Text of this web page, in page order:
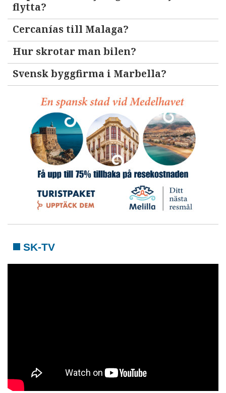
flytta?
Cercanías till Malaga?
Hur skrotar man bilen?
Svensk byggfirma i Marbella?
SK-TV